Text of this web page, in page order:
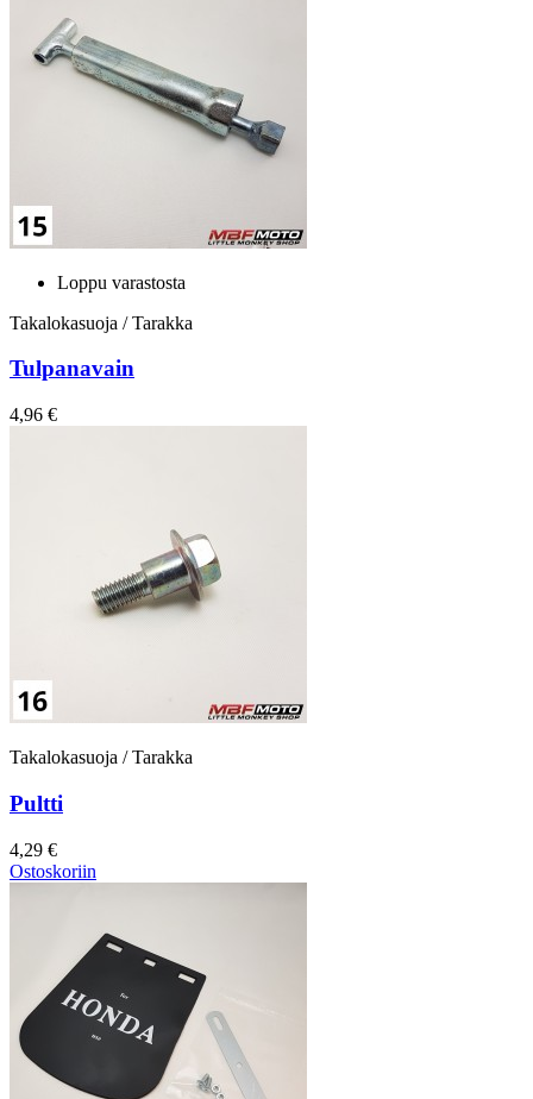
Loppu varastosta
Takalokasuoja / Tarakka
Tulpanavain
4,96 €
Takalokasuoja / Tarakka
Pultti
4,29 €
Ostoskoriin